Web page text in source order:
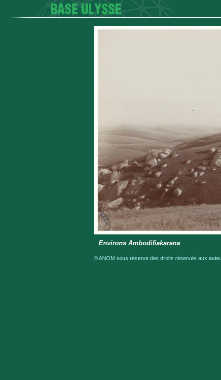
Environs Ambodifiakarana
© ANOM sous réserve des droits réservés aux